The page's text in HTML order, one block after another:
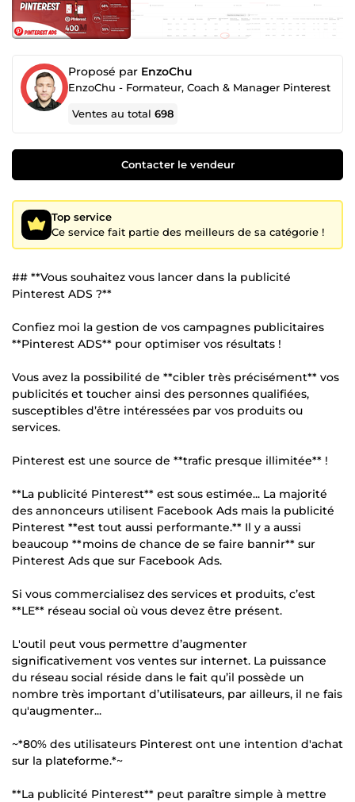
Proposé par EnzoChu
EnzoChu - Formateur, Coach & Manager Pinterest
Ventes au total698
Contacter le vendeur
Top service
Ce service fait partie des meilleurs de sa catégorie !
## **Vous souhaitez vous lancer dans la publicité
Pinterest ADS ?**
Confiez moi la gestion de vos campagnes publicitaires
**Pinterest ADS** pour optimiser vos résultats !
Vous avez la possibilité de **cibler très précisément** vos
publicités et toucher ainsi des personnes qualifiées,
susceptibles d’être intéressées par vos produits ou
services.
Pinterest est une source de **trafic presque illimitée** !
**La publicité Pinterest** est sous estimée... La majorité
des annonceurs utilisent Facebook Ads mais la publicité
Pinterest **est tout aussi performante.** Il y a aussi
beaucoup **moins de chance de se faire bannir** sur
Pinterest Ads que sur Facebook Ads.
Si vous commercialisez des services et produits, c’est
**LE** réseau social où vous devez être présent.
L'outil peut vous permettre d’augmenter
significativement vos ventes sur internet. La puissance
du réseau social réside dans le fait qu’il possède un
nombre très important d’utilisateurs, par ailleurs, il ne fais
qu'augmenter...
~*80% des utilisateurs Pinterest ont une intention d'achat
sur la plateforme.*~
**La publicité Pinterest** peut paraître simple à mettre